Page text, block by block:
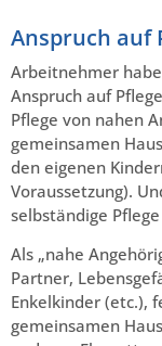
Anspruch auf
Arbeitnehmer
Anspruch auf
Pflege von nahen
gemeinsamen
den eigenen
Voraussetzung).
selbständige
Als „nahe
Partner,
Enkelkinder (etc.),
gemeinsamen